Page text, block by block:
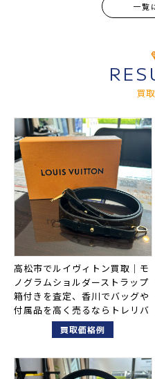
一覧
買
高松市でルイヴィトン買取｜モ
ノグラムショルダーストラップ
箱付きを査定、香川でバッグや
付属品を高く売るならトレリバ
買取価格例